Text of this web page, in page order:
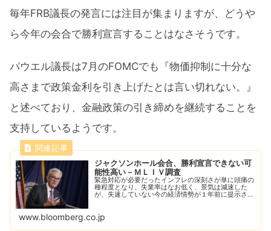
毎年FRB議長の発言には注目が集まりますが、どうや
ら今年の会合で勝利宣言することはなさそうです。
パウエル議長は7月のFOMCでも『物価抑制に十分な
高さまで政策金利を引き上げたとは言い切れない。』
と述べており、金融政策の引き締めを継続することを
支持しているようです。
ジャクソンホール会合、勝利宣言できない可
能性高い－ＭＬＩＶ調査
緊急対応が必要だったインフレの深刻さが単に頭痛の
種程度となり、失業率はなお低く、景気は減速した
が、失速していない今の経済情勢が１年前に提示され
www.bloomberg.co.jp